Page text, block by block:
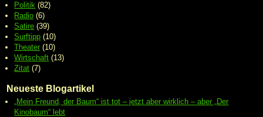
Politik (82)
Radio (6)
Satire (39)
Surftipp (10)
Theater (10)
Wirtschaft (13)
Zitat (7)
Neueste Blogartikel
„Mein Freund, der Baum“ ist tot – jetzt aber wirklich – aber „Der
Kinobaum“ lebt